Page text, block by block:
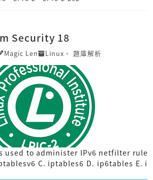
Security 18
Magic Len Linux 、 題庫解析
used to administer IPv6 netfilter rule
C. iptables6 D. ip6tables E. i